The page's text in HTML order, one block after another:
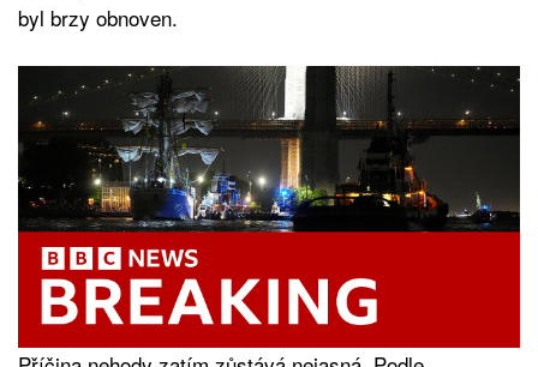
byl brzy obnoven.